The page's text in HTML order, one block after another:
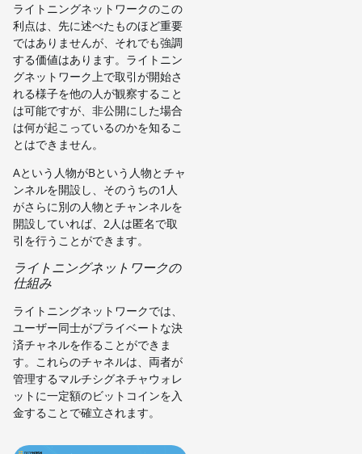
ライトニングネットワークのこの
利点は、先に述べたものほど重要
ではありませんが、それでも強調
する価値はあります。ライトニン
グネットワーク上で取引が開始さ
れる様子を他の人が観察すること
は可能ですが、非公開にした場合
は何が起こっているのかを知るこ
とはできません。
Aという人物がBという人物とチャ
ンネルを開設し、そのうちの1人
がさらに別の人物とチャンネルを
開設していれば、2人は匿名で取
引を行うことができます。
ライトニングネットワークの
仕組み
ライトニングネットワークでは、
ユーザー同士がプライベートな決
済チャネルを作ることができま
す。これらのチャネルは、両者が
管理するマルチシグネチャウォレ
ットに一定額のビットコインを入
金することで確立されます。